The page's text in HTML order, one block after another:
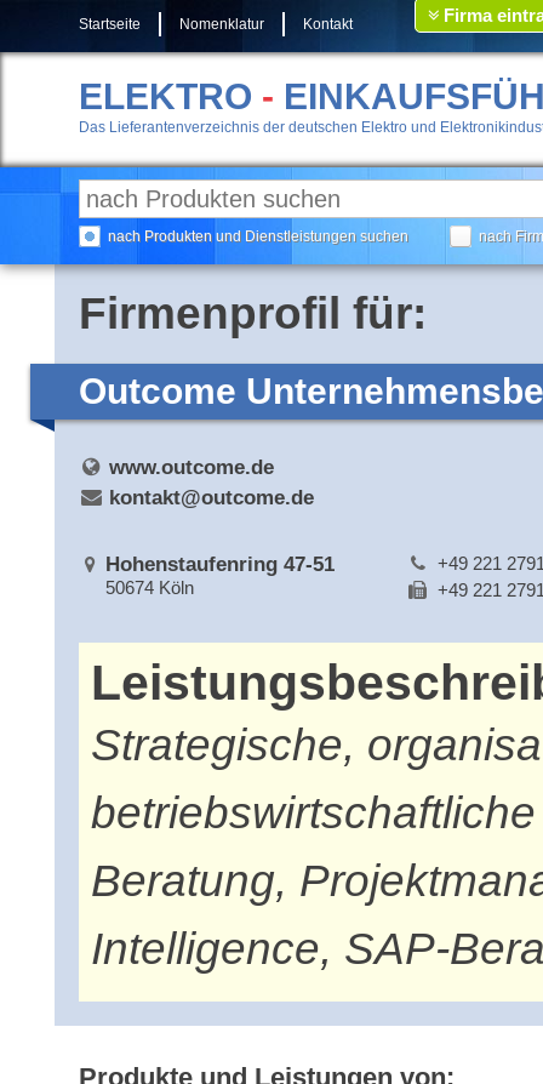
Startseite Nomenklatur Kontakt Firma
ELEKTRO -
Das Lieferantenverzeichnis der deutschen Elektro und
nach Produkten und Dienstleistungen suchen nach
Firmenprofil für:
Outcome
www.outcome.de
kontakt@outcome.de
Hohenstaufenring 47-51
50674 Köln
+49 221
+49 221
Strategische,
Beratung,
Intelligence, SAP-
Produkte und Leistungen von: